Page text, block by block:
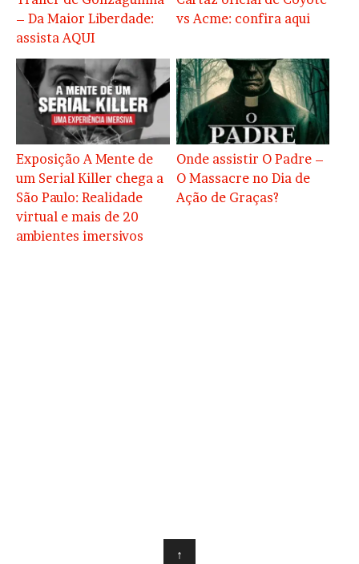
– Da Maior Liberdade:
assista AQUI
vs Acme: confira aqui
Exposição A Mente de
um Serial Killer chega a
São Paulo: Realidade
virtual e mais de 20
ambientes imersivos
Onde assistir O Padre –
O Massacre no Dia de
Ação de Graças?
↑